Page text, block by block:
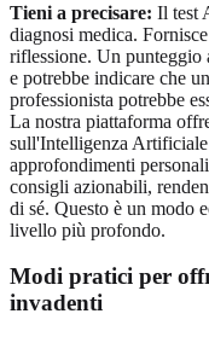
Tieni a precisare: Il test
diagnosi medica.
riflessione. Un punteggio
e potrebbe indicare che
professionista potrebbe
La nostra piattaforma
sull'Intelligenza
approfondimenti
consigli azionabili,
di sé. Questo è un modo
livello più profondo.
Modi pratici per
invadenti